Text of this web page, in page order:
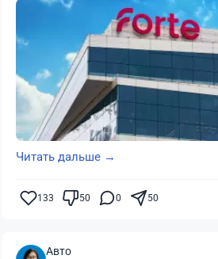
Читать дальше →
133 50 0 50
Авто